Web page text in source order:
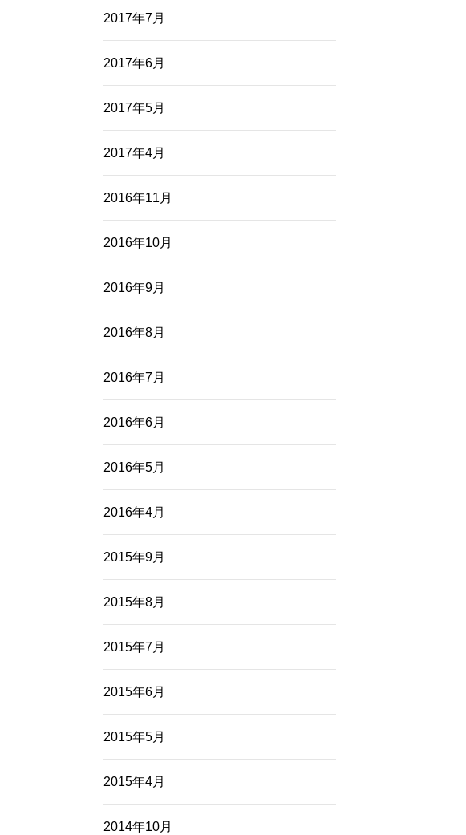
2017年7月
2017年6月
2017年5月
2017年4月
2016年11月
2016年10月
2016年9月
2016年8月
2016年7月
2016年6月
2016年5月
2016年4月
2015年9月
2015年8月
2015年7月
2015年6月
2015年5月
2015年4月
2014年10月